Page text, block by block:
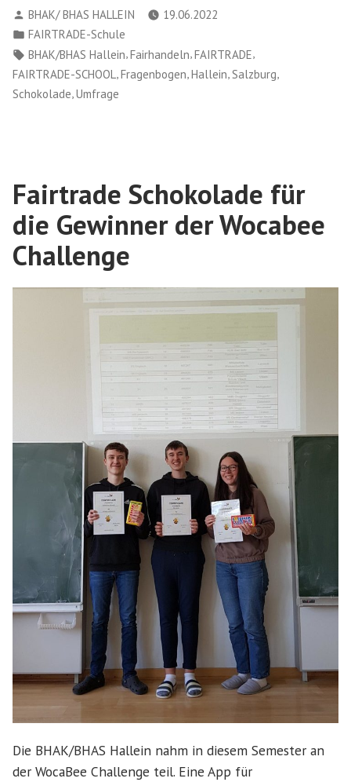
Lebensmitteln“
Verfasst
von
BHAK/ BHAS HALLEIN
19.06.2022
Veröffentlicht
in
FAIRTRADE-Schule
Schlagwörter:
BHAK/BHAS Hallein,Fairhandeln,FAIRTRADE,
FAIRTRADE-SCHOOL Fragenbogen Hallein Salzburg
Schokolade Umfrage
Fairtrade Schokolade für
die Gewinner der Wocabee
Challenge
Die BHAK/BHAS Hallein nahm in diesem Semester an
der WocaBee Challenge teil. Eine App für